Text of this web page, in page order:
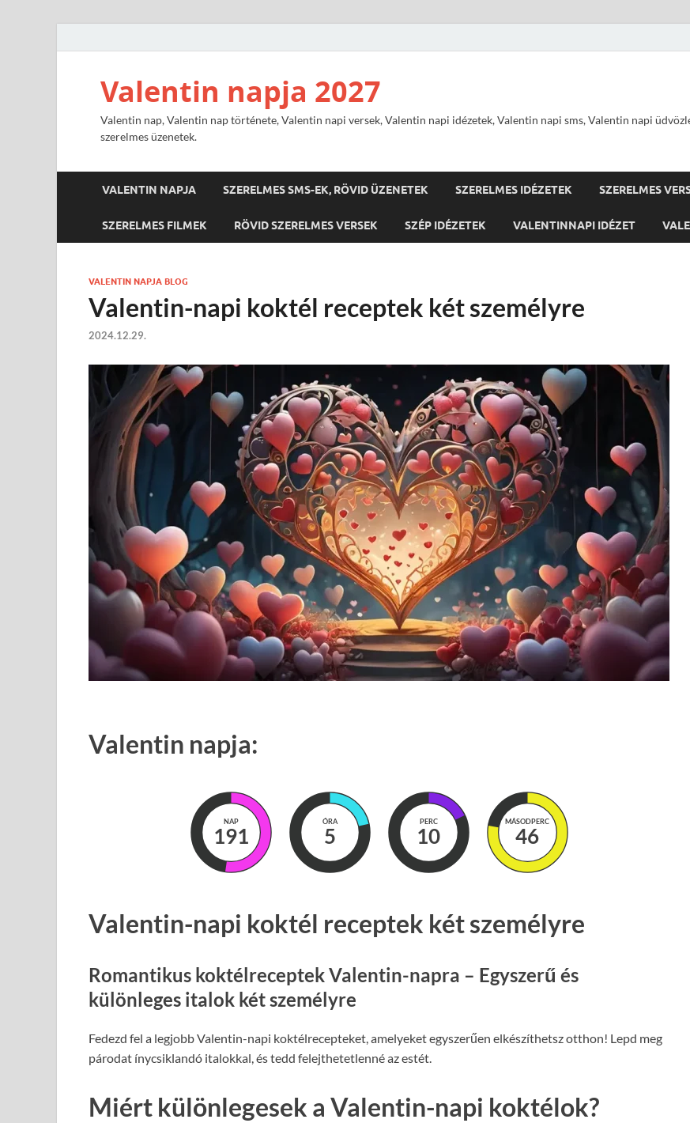
Valentin napja 2027
Valentin nap, Valentin nap története, Valentin napi versek, Valentin napi idézetek, Valentin napi sms, Valentin napi
szerelmes üzenetek.
VALENTIN NAPJA SZERELMES SMS-EK, RÖVID ÜZENETEK SZERELMES IDÉZETEK SZERELMES
SZERELMES FILMEK RÖVID SZERELMES VERSEK SZÉP IDÉZETEK VALENTINNAPI IDÉZET
VALENTIN NAPJA BLOG
Valentin-napi koktél receptek két személyre
2024.12.29.
Valentin napja:
NAP
191
ÓRA
5
PERC
10
MÁSODPERC
45
Valentin-napi koktél receptek két személyre
Romantikus koktélreceptek Valentin-napra – Egyszerű és
különleges italok két személyre
Fedezd fel a legjobb Valentin-napi koktélrecepteket, amelyeket egyszerűen elkészíthetsz otthon! Lepd meg
párodat ínycsiklandó italokkal, és tedd felejthetetlenné az estét.
Miért különlegesek a Valentin-napi koktélok?